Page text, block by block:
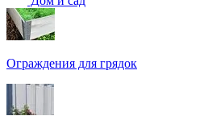
Ограждения для грядок